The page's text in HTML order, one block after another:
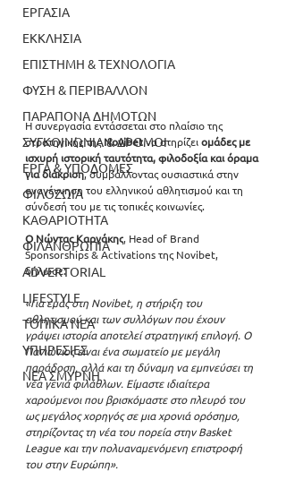
ΕΡΓΑΣΙΑ
ΕΚΚΛΗΣΙΑ
ΕΠΙΣΤΗΜΗ & ΤΕΧΝΟΛΟΓΙΑ
ΦΥΣΗ & ΠΕΡΙΒΑΛΛΟΝ
ΠΑΡΑΠΟΝΑ ΔΗΜΟΤΩΝ
ΣΥΓΚΟΙΝΩΝΙΑ & ΔΡΟΜΟΙ
ΕΡΓΑ & ΥΠΟΔΟΜΕΣ
ΦΙΛΟΖΩΙΑ
ΚΑΘΑΡΙΟΤΗΤΑ
ΦΙΛΑΝΘΡΩΠΙΑ
ADVERTORIAL
LIFESTYLE
ΤΟΠΙΚΑ ΝΕΑ
ΥΠΗΡΕΣΙΕΣ
ΝΕΑ ΣΜΥΡΝΗ
Η συνεργασία εντάσσεται στο πλαίσιο της
στρατηγικής της Novibet να στηρίζει ομάδες με
ισχυρή ιστορική ταυτότητα, φιλοδοξία και όραμα
για διάκριση, συμβάλλοντας ουσιαστικά στην
αναγέννηση του ελληνικού αθλητισμού και τη
σύνδεσή του με τις τοπικές κοινωνίες.
Ο Νώντας Καργάκης, Head of Brand
Sponsorships & Activations της Novibet,
δήλωσε:
«Για εμάς στη Novibet, η στήριξη του
αθλητισμού και των συλλόγων που έχουν
γράψει ιστορία αποτελεί στρατηγική επιλογή. Ο
Πανιώνιος είναι ένα σωματείο με μεγάλη
παράδοση, αλλά και τη δύναμη να εμπνεύσει τη
νέα γενιά φιλάθλων. Είμαστε ιδιαίτερα
χαρούμενοι που βρισκόμαστε στο πλευρό του
ως μεγάλος χορηγός σε μια χρονιά ορόσημο,
στηρίζοντας τη νέα του πορεία στην Basket
League και την πολυαναμενόμενη επιστροφή
του στην Ευρώπη».